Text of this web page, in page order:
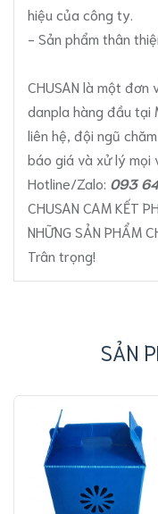
hiệu của công ty.
- Sản phẩm thân
CHUSAN là một
danpla hàng đầu tại
liên hệ, đội ngũ
báo giá và xử lý mọi
Hotline/Zalo: 093
CHUSAN CAM KẾT
NHỮNG SẢN PHẨM
Trân trọng!
SẢN